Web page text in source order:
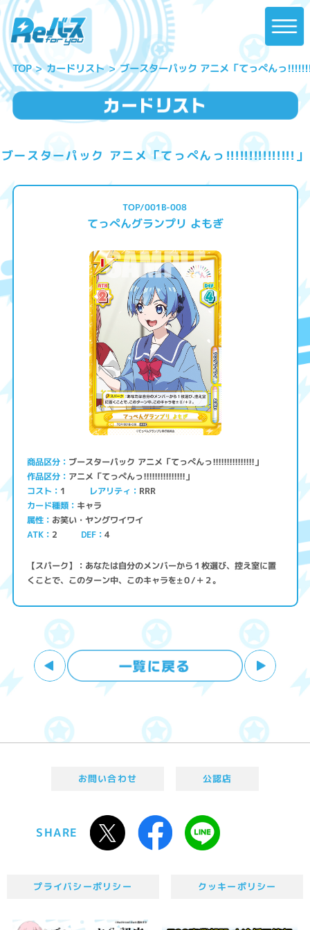
TOP カードリスト ブースターパック アニメ「てっぺんっ
ブースターパック アニメ「てっぺんっ!!!!!!!!!!!!!!!」
TOP/001B-008
てっぺんグランプリ よもぎ
商品区分 ブースターパック アニメ「てっぺんっ!!!!!!!!!!!!!!!」
作品区分 アニメ「てっぺんっ!!!!!!!!!!!!!!!」
コスト 1 レアリティ RRR
カード種類 キャラ
属性 お笑い・ヤングワイワイ
ATK 2 DEF 4
【スパーク】：あなたは自分のメンバーから１枚選び、控え室に置
くことで、このターン中、このキャラを±０/＋２。
お問い合わせ 公認店
SHARE
プライバシーポリシー クッキーポリシー